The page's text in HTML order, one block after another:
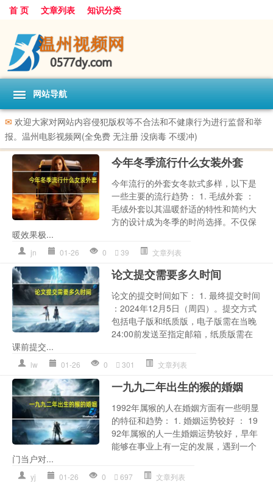
首 页 文章列表 知识分类
网站导航
✉ 欢迎大家对网站内容侵犯版权等不合法和不健康行为进行监督和举
报。温州电影视频网(全免费 无注册 没病毒 不缓冲)
今年冬季流行什么女装外套
今年流行的外套女冬款式多样，以下是
一些主要的流行趋势： 1. 毛绒外套 ：
毛绒外套以其温暖舒适的特性和简约大
方的设计成为冬季的时尚选择。不仅保
暖效果极...
jn 01-26 0 39 文章列表
论文提交需要多久时间
论文的提交时间如下： 1. 最终提交时间
：2024年12月5日（周四）。提交方式
包括电子版和纸质版，电子版需在当晚
24:00前发送至指定邮箱，纸质版需在
课前提交...
lw 01-26 0 301 文章列表
一九九二年出生的猴的婚姻
1992年属猴的人在婚姻方面有一些明显
的特征和趋势： 1. 婚姻运势较好 ： 19
92年属猴的人一生婚姻运势较好，早年
能够在事业上有一定的发展，遇到一个
门当户对...
yj 01-26 0 697 文章列表